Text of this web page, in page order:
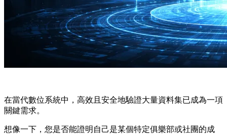
在當代數位系統中，高效且安全地驗證大量資料集已成為一項
關鍵需求。
想像一下，您是否能證明自己是某個特定俱樂部或社團的成